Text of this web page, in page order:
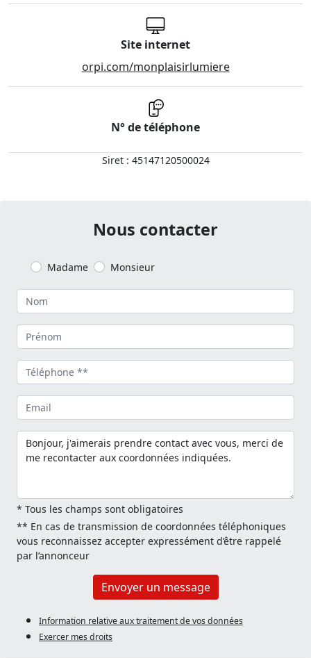
Site internet
orpi.com/monplaisirlumiere
N° de téléphone
Siret : 45147120500024
Nous contacter
Madame Monsieur
* Tous les champs sont obligatoires
** En cas de transmission de coordonnées téléphoniques
vous reconnaissez accepter expressément d’être rappelé
par l’annonceur
Envoyer un message
Information relative aux traitement de vos données
Exercer mes droits